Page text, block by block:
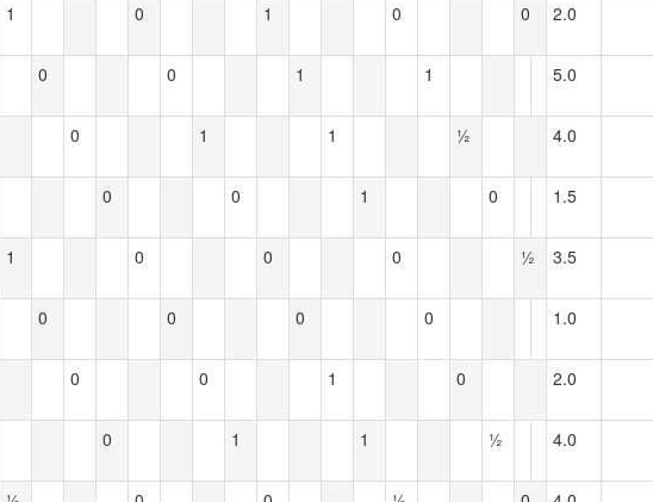
1 0 1 0 0 2.0
0 0 1 1 5.0
0 1 1 ½ 4.0
0 0 1 0 1.5
1 0 0 0 ½ 3.5
0 0 0 0 1.0
0 0 1 0 2.0
0 1 1 ½ 4.0